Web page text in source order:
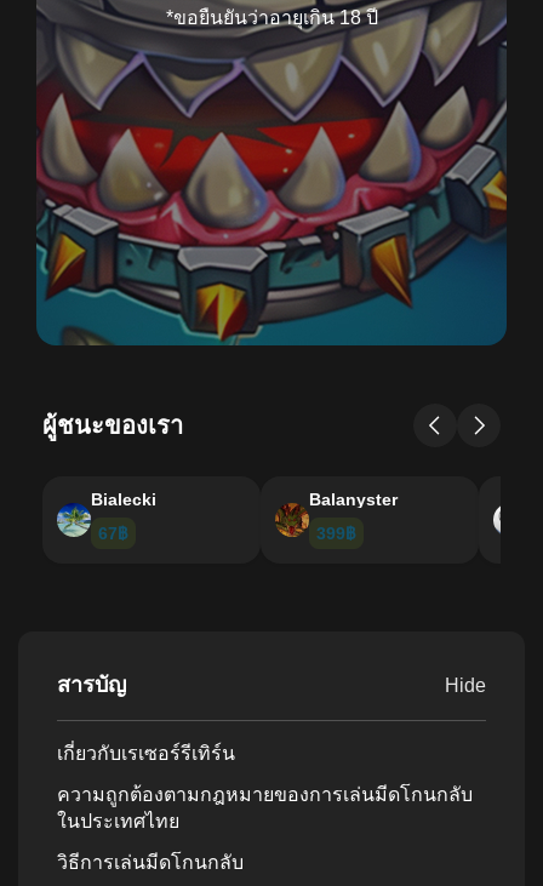
*ขอยืนยันว่าอายุเกิน 18 ปี
ผู้ชนะของเรา
Bialecki
67฿
Balanyster
399฿
สารบัญ Hide
เกี่ยวกับเรเซอร์รีเทิร์น
ความถูกต้องตามกฎหมายของการเล่นมีดโกนกลับ
ในประเทศไทย
วิธีการเล่นมีดโกนกลับ